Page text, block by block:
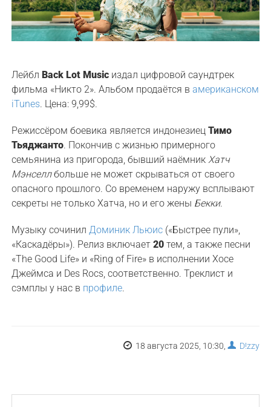
ЛейблBack Lot Music издал цифровой саундтрек
фильма «Никто 2». Альбом продаётся вамериканском
iTunes. Цена: 9,99$.
Режиссёром боевика является индонезиецТимо
Тьяджанто. Покончив с жизнью примерного
семьянина из пригорода, бывший наёмник Хатч
Мэнселлбольше не может скрываться от своего
опасного прошлого. Со временем наружу всплывают
секреты не только Хатча, но и его жены Бекки.
Музыку сочинил Доминик Льюис («Быстрее пули»,
«Каскадёры»). Релиз включает20 тем, а также песни
«The Good Life» и «Ring of Fire» в исполнении Хосе
Джеймса и Des Rocs, соответственно. Треклист и
сэмплы у нас в профиле.
18 августа 2025, 10:30, D!zzy